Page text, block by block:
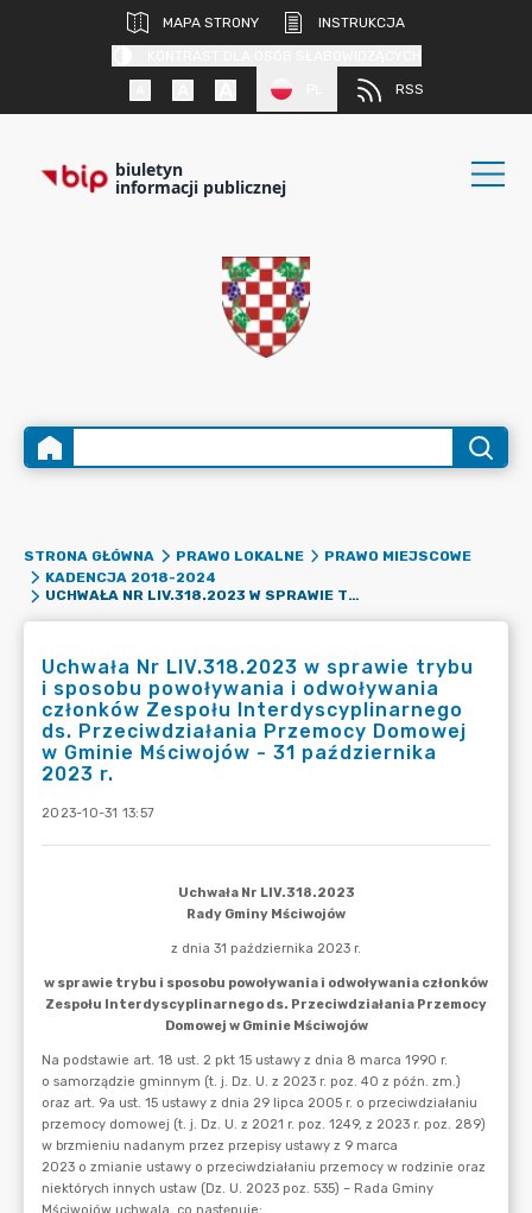
MAPA STRONY
INSTRUKCJA
RSS
biuletyn
informacji publicznej
STRONA GŁÓWNA PRAWO LOKALNE
PRAWO MIEJSCOWE
KADENCJA 2018-2024
UCHWAŁA NR LIV.318.2023 W SPRAWIE TRYBU I SPOSOBU POWOŁYWANIA I ODWOŁYWANIA CZŁONKÓW ZESPOŁU INTERDYSCYPLINARNEGO DS. PRZECIWDZIAŁANIA PRZEMOCY DOMOWEJ W GMINIE MŚCIWOJÓW - 31 PAŹDZIERNIKA 2023 R.
Uchwała Nr LIV.318.2023 w sprawie trybu
i sposobu powoływania i odwoływania
członków Zespołu Interdyscyplinarnego
ds. Przeciwdziałania Przemocy Domowej
w Gminie Mściwojów - 31 października
2023 r.
2023-10-31 13:57